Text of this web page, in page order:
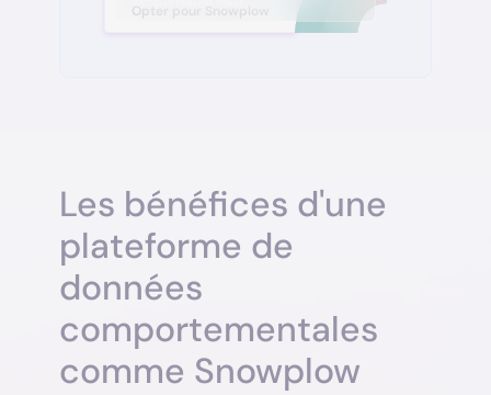
Opter pour Snowplow
Les bénéfices d'une
plateforme de
données
comportementales
comme Snowplow